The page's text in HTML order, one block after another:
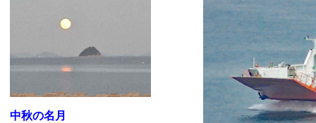
中秋の名月